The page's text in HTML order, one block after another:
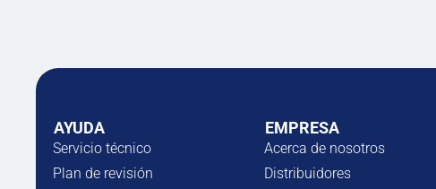
AYUDA
Servicio técnico
Plan de revisión
EMPRESA
Acerca de nosotros
Distribuidores